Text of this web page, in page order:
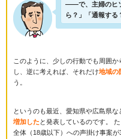
――で、主婦のヒ
ら？」「通報す
このように、少しの行動でも周囲
し、逆に考えれば、それだけ地域の
う。
というのも最近、愛知県や広島県な
増加した と発表しているのです。
全体（18歳以下）への声掛け事案